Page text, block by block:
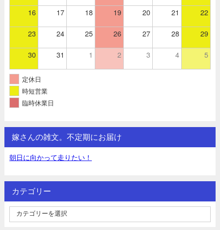
16 17 18 19 20 21 22
23 24 25 26 27 28 29
30 31 1 2 3 4 5
定休日
時短営業
臨時休業日
嫁さんの雑文。不定期にお届け
朝日に向かって走りたい！
カテゴリー